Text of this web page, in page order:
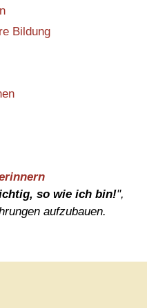
Bildung
so wie ich bin!",
aufzubauen.